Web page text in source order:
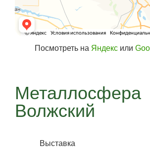
Посмотреть на Яндекс или
Металлосфера
Волжский
Выставка